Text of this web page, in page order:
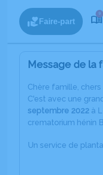
Faire-part
9
Message de la
Chère famille, chers
C'est avec une
septembre 2022 à
crematorium hénin
Un service de